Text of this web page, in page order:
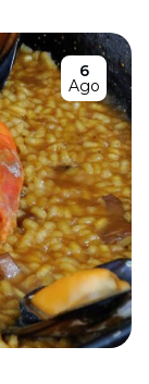
6
Ago